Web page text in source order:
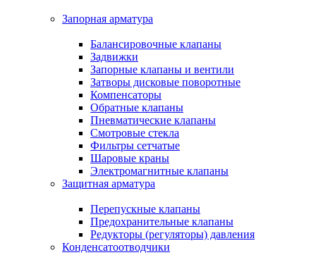
Запорная арматура
Балансировочные клапаны
Задвижки
Запорные клапаны и вентили
Затворы дисковые поворотные
Компенсаторы
Обратные клапаны
Пневматические клапаны
Смотровые стекла
Фильтры сетчатые
Шаровые краны
Электромагнитные клапаны
Защитная арматура
Перепускные клапаны
Предохранительные клапаны
Редукторы (регуляторы) давления
Конденсатоотводчики